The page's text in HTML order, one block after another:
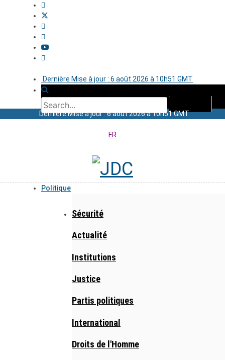
Dernière Mise à jour : 6 août 2026 à 10h51 GMT
Dernière Mise à jour : 6 août 2026 à 10h51 GMT
FR
Politique
Sécurité
Actualité
Institutions
Justice
Partis politiques
International
Droits de l'Homme